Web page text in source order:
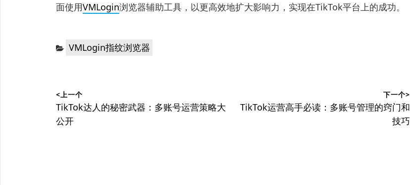
面使用VMLogin浏览器辅助工具，以更高效地扩大影响力，实现在TikTok平台上的成功。
分 VMLogin指纹浏览器
章
导
<上一个
上
篇
TikTok达人的秘密武器：多账号运营策略大
公开
下一个>
下
TikTok运营高手必读：多账号管理的窍门和
技巧